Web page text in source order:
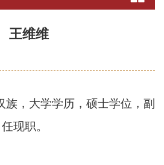
王维维
族，大学学历，硕士学位，副
现职。